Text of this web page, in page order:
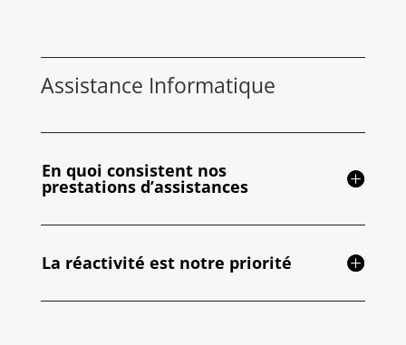
Assistance Informatique
En quoi consistent nos
prestations d’assistances
La réactivité est notre priorité